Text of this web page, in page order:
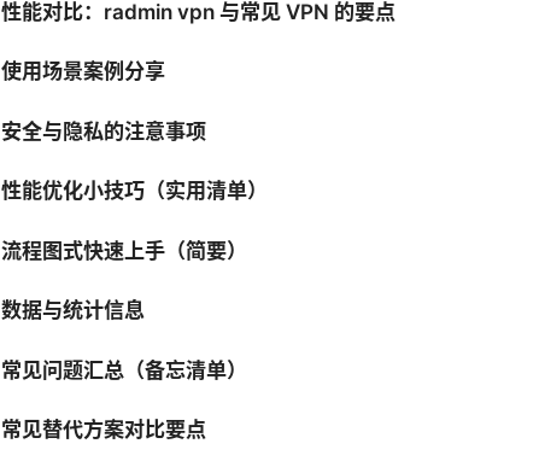
性能对比：radmin vpn 与常见 VPN 的要点
使用场景案例分享
安全与隐私的注意事项
性能优化小技巧（实用清单）
流程图式快速上手（简要）
数据与统计信息
常见问题汇总（备忘清单）
常见替代方案对比要点